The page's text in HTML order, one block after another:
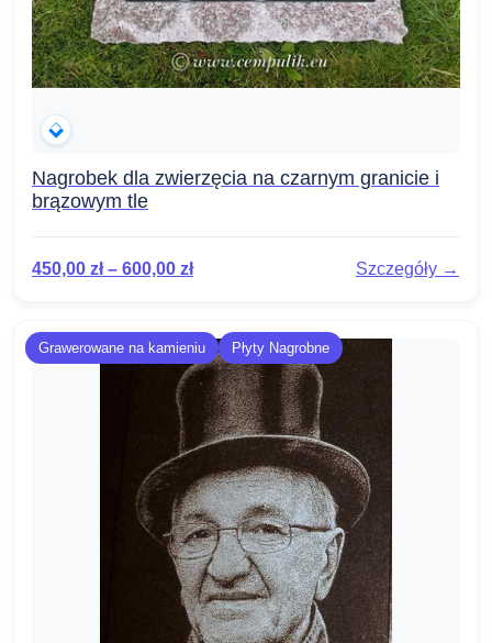
Nagrobek dla zwierzęcia na czarnym granicie i
brązowym tle
450,00 zł – 600,00 zł Szczegóły →
Grawerowane na kamieniu Płyty Nagrobne